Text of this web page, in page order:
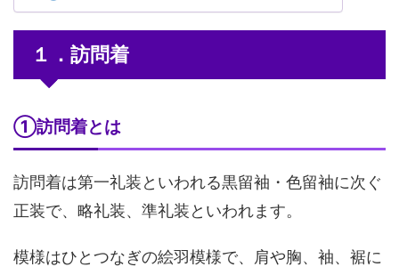
１．訪問着
①訪問着とは
訪問着は第一礼装といわれる黒留袖・色留袖に次ぐ
正装で、略礼装、準礼装といわれます。
模様はひとつなぎの絵羽模様で、肩や胸、袖、裾に